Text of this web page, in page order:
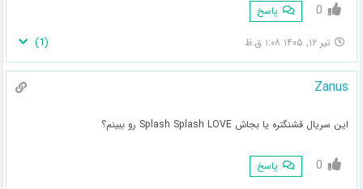
0 پاسخ
تیر ۱۲, ۱۴۰۵ ۱:۰۸ ق.ظ (
1
)
Zanus
این سریال قشنگتره یا بجاش Splash Splash LOVE رو ببینم؟
0 پاسخ